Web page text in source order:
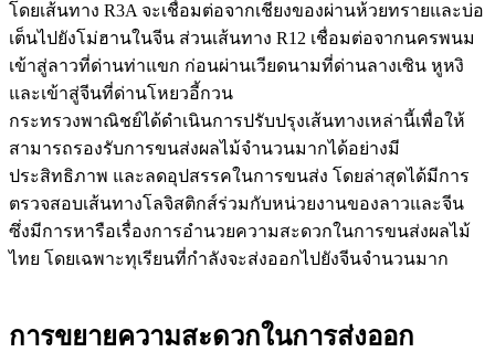
โดยเส้นทาง R3A จะเชื่อมต่อจากเชียงของผ่านห้วยทรายและบ่อ
เต็นไปยังโม่ฮานในจีน ส่วนเส้นทาง R12 เชื่อมต่อจากนครพนม
เข้าสู่ลาวที่ด่านท่าแขก ก่อนผ่านเวียดนามที่ด่านลางเซิน หูหงิ
และเข้าสู่จีนที่ด่านโหยวอี้กวน
กระทรวงพาณิชย์ได้ดำเนินการปรับปรุงเส้นทางเหล่านี้เพื่อให้
สามารถรองรับการขนส่งผลไม้จำนวนมากได้อย่างมี
ประสิทธิภาพ และลดอุปสรรคในการขนส่ง โดยล่าสุดได้มีการ
ตรวจสอบเส้นทางโลจิสติกส์ร่วมกับหน่วยงานของลาวและจีน
ซึ่งมีการหารือเรื่องการอำนวยความสะดวกในการขนส่งผลไม้
ไทย โดยเฉพาะทุเรียนที่กำลังจะส่งออกไปยังจีนจำนวนมาก
การขยายความสะดวกในการส่งออก